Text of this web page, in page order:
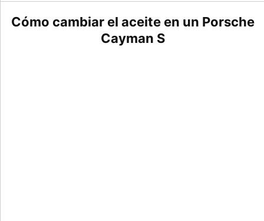
Cómo cambiar el aceite en un Porsche
Cayman S